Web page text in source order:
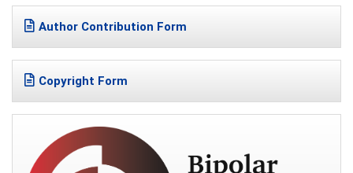
Author Contribution Form
Copyright Form